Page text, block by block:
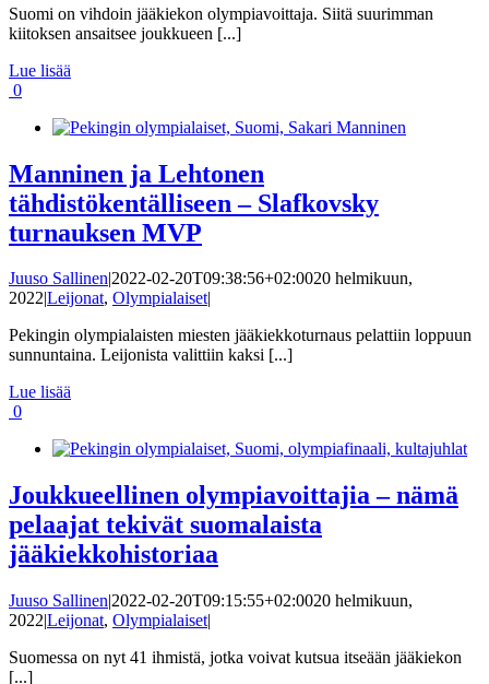
Suomi on vihdoin jääkiekon olympiavoittaja. Siitä suurimman
kiitoksen ansaitsee joukkueen [...]
Lue lisää
0
Manninen ja Lehtonen
tähdistökentälliseen – Slafkovsky
turnauksen MVP
Juuso Sallinen|2022-02-20T09:38:56+02:0020 helmikuun,
2022|Leijonat, Olympialaiset|
Pekingin olympialaisten miesten jääkiekkoturnaus pelattiin loppuun
sunnuntaina. Leijonista valittiin kaksi [...]
Lue lisää
0
Joukkueellinen olympiavoittajia – nämä
pelaajat tekivät suomalaista
jääkiekkohistoriaa
Juuso Sallinen|2022-02-20T09:15:55+02:0020 helmikuun,
2022|Leijonat, Olympialaiset|
Suomessa on nyt 41 ihmistä, jotka voivat kutsua itseään jääkiekon
[...]